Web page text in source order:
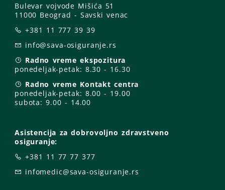
Bulevar vojvode Mišića 51
11000 Beograd - Savski venac
+381 11 777 39 39
info@sava-osiguranje.rs
Radno vreme ekspozitura
ponedeljak-petak: 8.30 - 16.30
Radno vreme Kontakt centra
ponedeljak-petak: 8.00 - 19.00
subota: 9.00 - 14.00
Asistencija za dobrovoljno zdravstveno
osiguranje:
+381 11 77 77 377
infomedic@sava-osiguranje.rs